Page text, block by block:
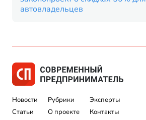
автовладельцев
Новости
Статьи
Рубрики
О проекте
Эксперты
Контакты